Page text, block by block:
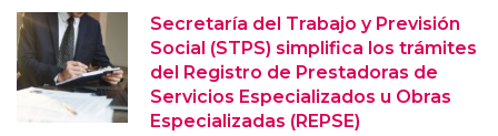
Secretaría del Trabajo y Previsión
Social (STPS) simplifica los trámites
del Registro de Prestadoras de
Servicios Especializados u Obras
Especializadas (REPSE)